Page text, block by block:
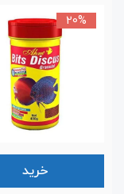
خرید
20%